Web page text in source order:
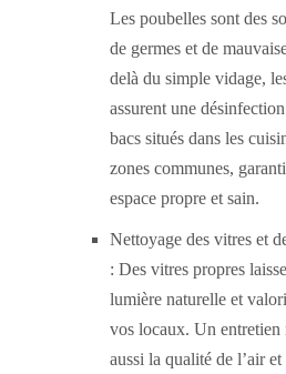
Les poubelles sont des
de germes et de
delà du simple vidage,
assurent une
bacs situés dans les
zones communes,
espace propre et sain.
Nettoyage des vitres et
: Des vitres propres
lumière naturelle et
vos locaux. Un entretien
aussi la qualité de l’air